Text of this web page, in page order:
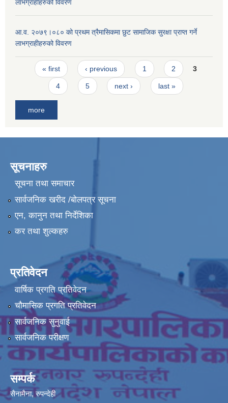
लाभग्राहीहरुको विवरण
आ.व. २०७९।०८० को प्रथम त्रैमासिकमा छुट सामाजिक सुरक्षा प्राप्त गर्ने
लाभग्राहीहरुको विवरण
Pages
« first ‹ previous 1 2 3
4 5 next › last »
more
सूचनाहरु
सूचना तथा समाचार
सार्वजनिक खरीद /बोलपत्र सूचना
एन, कानुन तथा निर्देशिका
कर तथा शुल्कहरु
प्रतिवेदन
वार्षिक प्रगति प्रतिवेदन
चौमासिक प्रगति प्रतिवेदन
सार्वजनिक सुनुवाई
सार्वजनिक परीक्षण
सम्पर्क
सैनामैना, रुपन्देही